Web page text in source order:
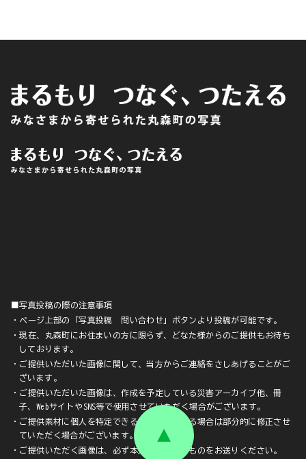
■写真投稿の際の注意事項
・ページ上部の「写真投稿 問い合わせ」ボタンより投稿が可能です。
・現在、丸森町にお住まいの方に限らず、どなた様からのご提供もお待ち
しております。
・ご提供いただいた画像に関して、当方からご連絡をさしあげることがご
ざいます。
・ご提供いただいた画像は、作成を予定している災害アーカイブ他、冊
子、WebサイトやSNS等で使用させていただく場合がございます。
・ご提供素材に個人を特定できる顔や文字が入る場合は部分的に修正させ
ていただく場合がございます。
・ご提供いただく画像は、必ず本人が撮影したものをお送りください。